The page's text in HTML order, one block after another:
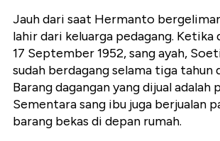
Jauh dari saat Hermanto
lahir dari keluarga pedagang. Ketika
17 September 1952, sang ayah,
sudah berdagang selama tiga tahun
Barang dagangan yang dijual adalah
Sementara sang ibu juga berjualan
barang bekas di depan rumah.